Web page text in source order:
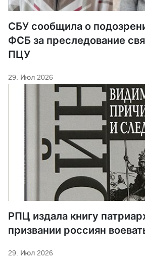
СБУ сообщила о
ФСБ за преследование
ПЦУ
29. Июл 2026
РПЦ издала книгу
призвании россиян
29. Июл 2026